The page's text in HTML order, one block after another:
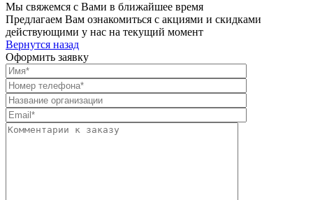
Мы свяжемся с Вами в ближайшее время
Предлагаем Вам ознакомиться с акциями и скидками
действующими у нас на текущий момент
Вернутся назад
Оформить заявку